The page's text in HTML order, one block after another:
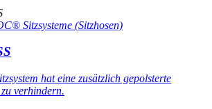
Sitzsysteme (Sitzhosen)
hat eine zusätzlich gepolsterte
verhindern.